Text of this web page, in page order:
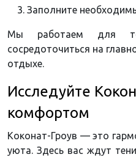
Заполните
Мы работаем для
сосредоточиться на
отдыхе.
Исследуйте
комфортом
Коконат-Гроув — это
уюта. Здесь вас ждут